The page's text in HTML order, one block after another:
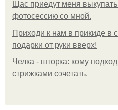
Щас приедут меня выкупать
фотосессию со мной.
Приходи к нам в прикиде в
подарки от руки вверх!
Челка - шторка: кому
стрижками сочетать.